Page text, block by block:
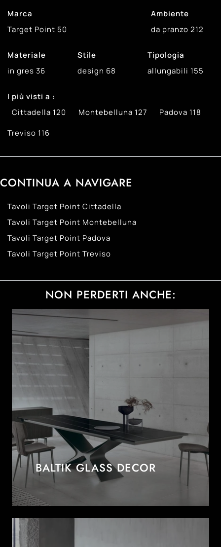
Marca
Target Point 50
Ambiente
da pranzo 212
Materiale
in gres 36
Stile
design 68
Tipologia
allungabili 155
I più visti a :
Cittadella 120 Montebelluna 127 Padova 118
Treviso 116
CONTINUA A NAVIGARE
Tavoli Target Point Cittadella
Tavoli Target Point Montebelluna
Tavoli Target Point Padova
Tavoli Target Point Treviso
NON PERDERTI ANCHE:
BALTIK GLASS DECOR